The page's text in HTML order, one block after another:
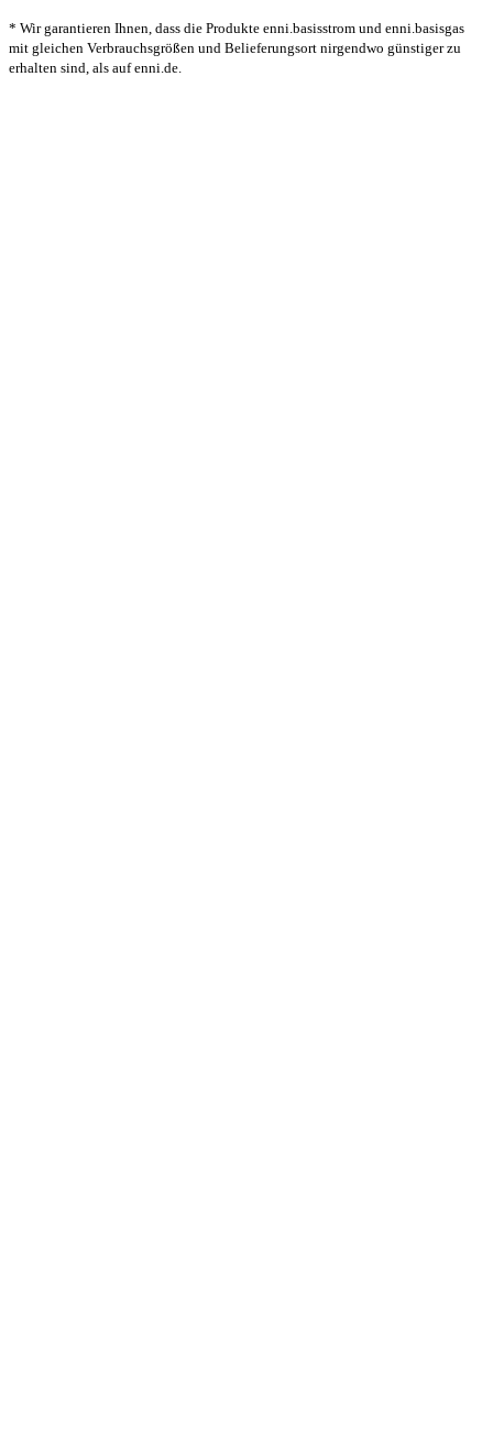
* Wir garantieren Ihnen, dass die Produkte enni.basisstrom und enni.basisgas
mit gleichen Verbrauchsgrößen und Belieferungsort nirgendwo günstiger zu
erhalten sind, als auf enni.de.